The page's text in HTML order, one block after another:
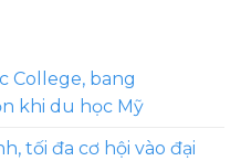
College, bang
khi du học Mỹ
tối đa cơ hội vào đại